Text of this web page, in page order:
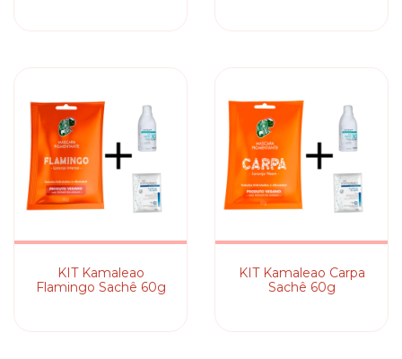
KIT Kamaleao
Flamingo Sachê 60g
KIT Kamaleao Carpa
Sachê 60g